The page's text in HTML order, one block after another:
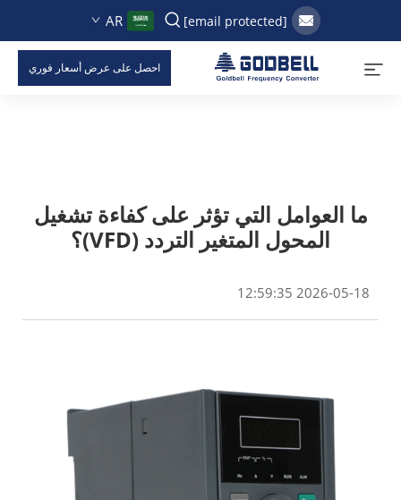
[email protected]
AR
احصل على عرض أسعار فوري
ما العوامل التي تؤثر على كفاءة تشغيل
المحول المتغير التردد (VFD)؟
2026-05-18 12:59:35